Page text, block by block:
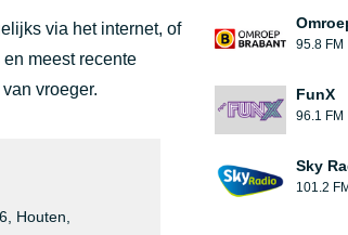
36 minuten geleden
via het internet, of
meest recente
vroeger.
Houten,
95.8 FM
FunX
96.1 FM
Sky
101.2 FM